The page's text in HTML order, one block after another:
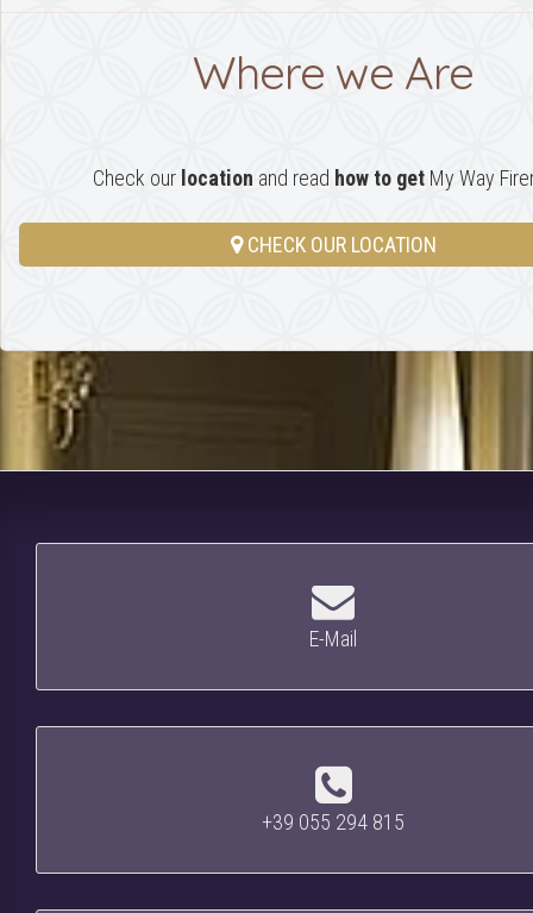
Where we Are
Check our location and read how to get My Way
CHECK OUR LOCATION
E-Mail
+39 055 294 815